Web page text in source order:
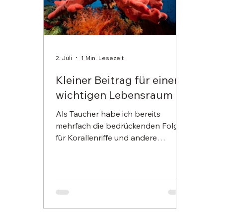
Kleiner Beitrag für einen
wichtigen Lebensraum
Als Taucher habe ich bereits
mehrfach die bedrückenden Folgen
für Korallenriffe und andere
ökologische Gleichgewicht von
enormer Bedeutung. Gleichzeitig
2. Juli 1 Min. Lesezeit